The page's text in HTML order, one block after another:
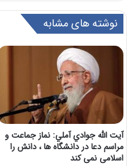
نوشته های مشابه
آيت الله جوادي آملي: نماز جماعت و
مراسم دعا در دانشگاه ها ، دانش را
اسلامی نمی کند